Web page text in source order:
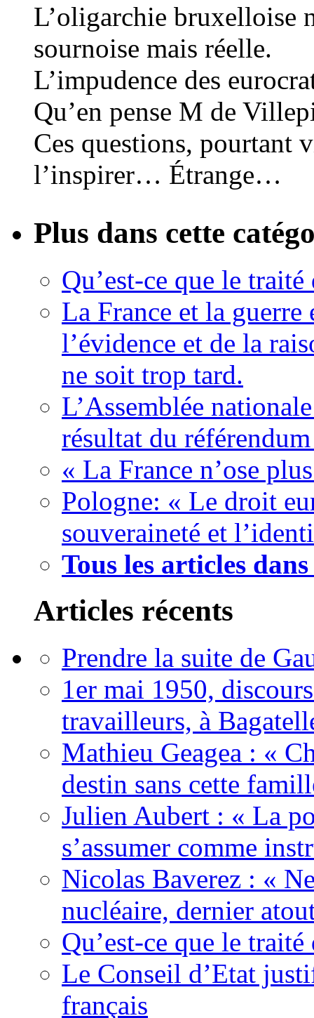
L’oligarchie bruxelloise
sournoise mais réelle.
L’impudence des
Qu’en pense M de
Ces questions, pourtant
l’inspirer… Étrange…
Plus dans cette
Qu’est-ce que le traité
La France et la
l’évidence et de la
ne soit trop tard.
L’Assemblée
résultat du
« La France n’ose
Pologne: « Le droit
souveraineté et
Tous les articles
Articles récents
Prendre la suite de
1er mai 1950,
travailleurs, à
Mathieu Geagea : «
destin sans cette
Julien Aubert : « La
s’assumer comme
Nicolas Baverez : «
nucléaire, dernier
Qu’est-ce que le traité
Le Conseil d’Etat
français